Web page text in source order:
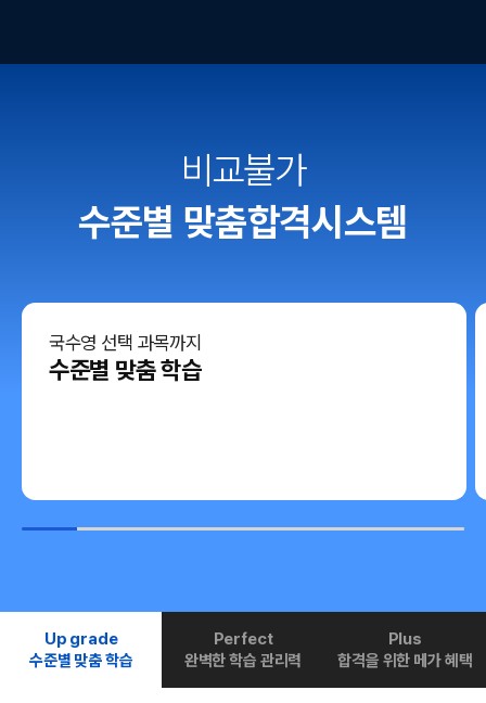
비교불가
수준별 맞춤합격시스템
국수영 선택 과목까지
수준별 맞춤 학습
Up grade
수준별 맞춤 학습
Perfect
완벽한 학습 관리력
Plus
합격을 위한 메가 혜택